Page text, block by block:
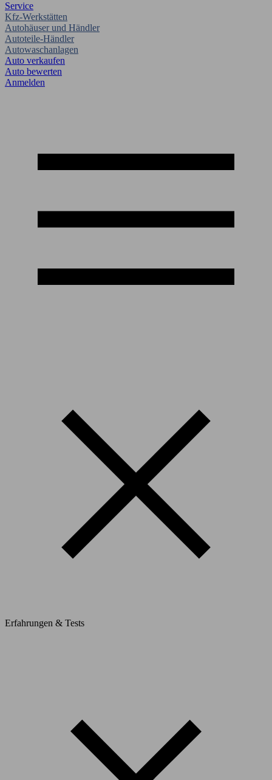
Service
Kfz-Werkstätten
Autohäuser und Händler
Autoteile-Händler
Autowaschanlagen
Auto verkaufen
Auto bewerten
Anmelden
Erfahrungen & Tests